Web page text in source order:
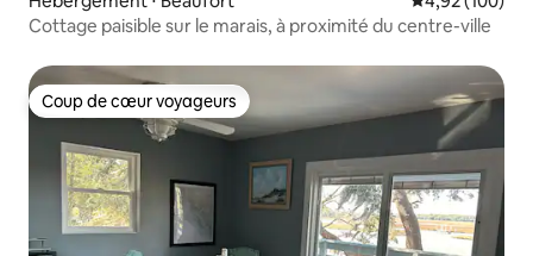
Cottage paisible sur le marais, à proximité du centre-ville
Coup de cœur voyageurs
Coup de cœur voyageurs